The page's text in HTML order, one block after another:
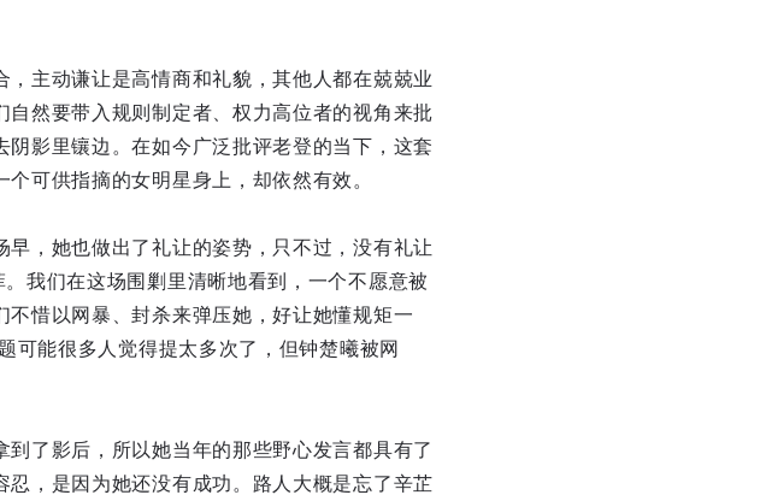
主动谦让是高情商和礼貌，其他人都在兢兢业
然要带入规则制定者、权力高位者的视角来批
影里镶边。在如今广泛批评老登的当下，这套
可供指摘的女明星身上，却依然有效。
，她也做出了礼让的姿势，只不过，没有礼让
我们在这场围剿里清晰地看到，一个不愿意被
惜以网暴、封杀来弹压她，好让她懂规矩一
可能很多人觉得提太多次了，但钟楚曦被网
了影后，所以她当年的那些野心发言都具有了
，是因为她还没有成功。路人大概是忘了辛芷